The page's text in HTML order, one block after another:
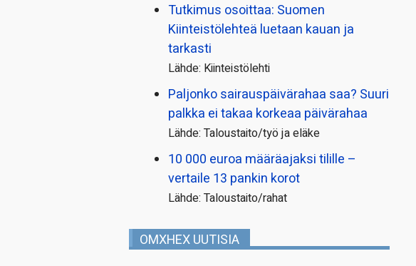
Tutkimus osoittaa: Suomen
Kiinteistölehteä luetaan kauan ja
tarkasti
Lähde: Kiinteistölehti
Paljonko sairauspäivä­rahaa saa? Suuri
palkka ei takaa korkeaa päivärahaa
Lähde: Taloustaito/työ ja eläke
10 000 euroa määräajaksi tilille –
vertaile 13 pankin korot
Lähde: Taloustaito/rahat
OMXHEX UUTISIA